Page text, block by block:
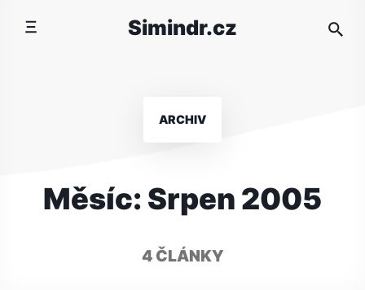
Simindr.cz
ARCHIV
Měsíc: Srpen 2005
4 ČLÁNKY